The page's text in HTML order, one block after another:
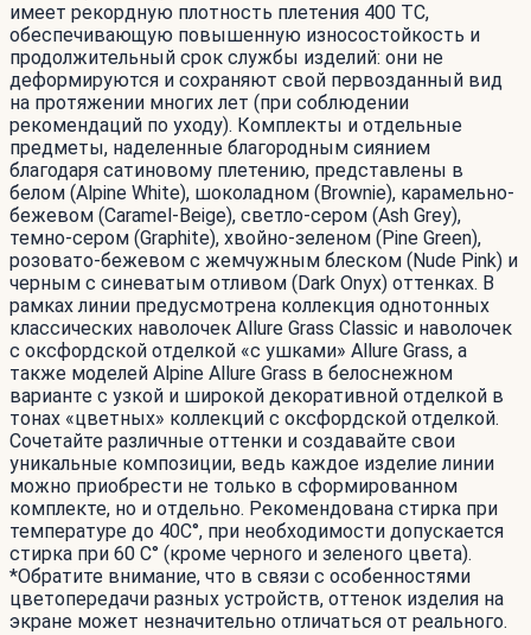
имеет рекордную плотность плетения 400 ТС,
обеспечивающую повышенную износостойкость и
продолжительный срок службы изделий: они не
деформируются и сохраняют свой первозданный вид
на протяжении многих лет (при соблюдении
рекомендаций по уходу). Комплекты и отдельные
предметы, наделенные благородным сиянием
благодаря сатиновому плетению, представлены в
белом (Alpine White), шоколадном (Brownie), карамельно-
бежевом (Caramel-Beige), светло-сером (Ash Grey),
темно-сером (Graphite), хвойно-зеленом (Pine Green),
розовато-бежевом с жемчужным блеском (Nude Pink) и
черным c синеватым отливом (Dark Onyx) оттенках. В
рамках линии предусмотрена коллекция однотонных
классических наволочек Allure Grass Classic и наволочек
с оксфордской отделкой «с ушками» Allure Grass, а
также моделей Alpine Allure Grass в белоснежном
варианте с узкой и широкой декоративной отделкой в
тонах «цветных» коллекций с оксфордской отделкой.
Сочетайте различные оттенки и создавайте свои
уникальные композиции, ведь каждое изделие линии
можно приобрести не только в сформированном
комплекте, но и отдельно. Рекомендована стирка при
температуре до 40С°, при необходимости допускается
стирка при 60 С° (кроме черного и зеленого цвета).
*Обратите внимание, что в связи с особенностями
цветопередачи разных устройств, оттенок изделия на
экране может незначительно отличаться от реального.